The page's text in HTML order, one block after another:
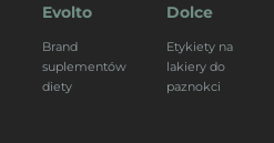
Evolto
Brand
suplementów
diety
Dolce
Etykiety na
lakiery do
paznokci